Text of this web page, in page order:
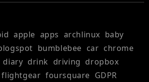
apple apps archlinux baby
bumblebee car chrome
diary drink driving dropbox
flightgear foursquare GDPR